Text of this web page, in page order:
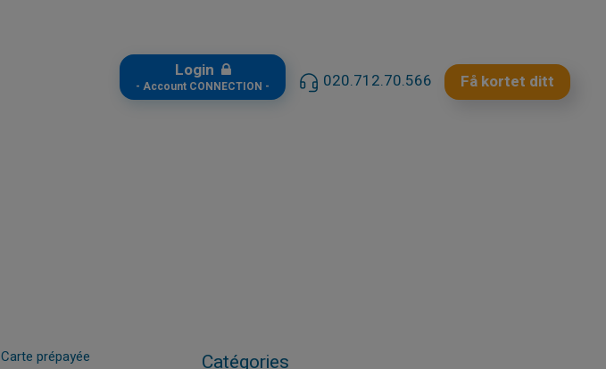
Login
- Account CONNECTION - 020.712.70.566 Få kortet ditt
Carte prépayée Catégories